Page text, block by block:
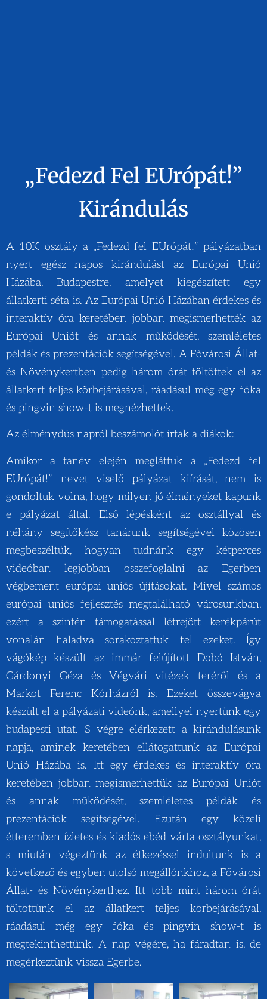
„Fedezd Fel EUrópát!”
Kirándulás
A 10K osztály a „Fedezd fel EUrópát!” pályázatban
nyert egész napos kirándulást az Európai Unió
Házába, Budapestre, amelyet kiegészített egy
állatkerti séta is. Az Európai Unió Házában érdekes és
interaktív óra keretében jobban megismerhették az
Európai Uniót és annak működését, szemléletes
példák és prezentációk segítségével. A Fővárosi Állat-
és Növénykertben pedig három órát töltöttek el az
állatkert teljes körbejárásával, ráadásul még egy fóka
és pingvin show-t is megnézhettek.
Az élménydús napról beszámolót írtak a diákok:
Amikor a tanév elején megláttuk a „Fedezd fel
EUrópát!” nevet viselő pályázat kiírását, nem is
gondoltuk volna, hogy milyen jó élményeket kapunk
e pályázat által. Első lépésként az osztállyal és
néhány segítőkész tanárunk segítségével közösen
megbeszéltük, hogyan tudnánk egy kétperces
videóban legjobban összefoglalni az Egerben
végbement európai uniós újításokat. Mivel számos
európai uniós fejlesztés megtalálható városunkban,
ezért a szintén támogatással létrejött kerékpárút
vonalán haladva sorakoztattuk fel ezeket. Így
vágókép készült az immár felújított Dobó István,
Gárdonyi Géza és Végvári vitézek teréről és a
Markot Ferenc Kórházról is. Ezeket összevágva
készült el a pályázati videónk, amellyel nyertünk egy
budapesti utat. S végre elérkezett a kirándulásunk
napja, aminek keretében ellátogattunk az Európai
Unió Házába is. Itt egy érdekes és interaktív óra
keretében jobban megismerhettük az Európai Uniót
és annak működését, szemléletes példák és
prezentációk segítségével. Ezután egy közeli
étteremben ízletes és kiadós ebéd várta osztályunkat,
s miután végeztünk az étkezéssel indultunk is a
következő és egyben utolsó megállónkhoz, a Fővárosi
Állat- és Növénykerthez. Itt több mint három órát
töltöttünk el az állatkert teljes körbejárásával,
ráadásul még egy fóka és pingvin show-t is
megtekinthettünk. A nap végére, ha fáradtan is, de
megérkeztünk vissza Egerbe.